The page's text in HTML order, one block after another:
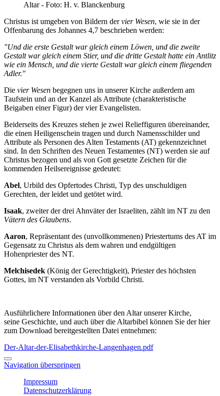
Altar - Foto: H. v. Blanckenburg
Christus ist umgeben von Bildern dervier Wesen, wie sie in der
Offenbarung des Johannes 4,7 beschrieben werden:
"Und die erste Gestalt war gleich einem Löwen, und die zweite
Gestalt war gleich einem Stier, und die dritte Gestalt hatte ein Antlitz
wie ein Mensch, und die vierte Gestalt war gleich einem fliegenden
Adler."
Die vier Wesen begegnen uns in unserer Kirche außerdem am
Taufstein und an der Kanzel als Attribute (charakteristische
Beigaben einer Figur) der vier Evangelisten.
Beiderseits des Kreuzes stehen je zwei Relieffiguren übereinander,
die einen Heiligenschein tragen und durch Namensschilder und
Attribute als Personen des Alten Testaments (AT) gekennzeichnet
sind. In den Schriften des Neuen Testamentes (NT) werden sie auf
Christus bezogen und als von Gott gesetzte Zeichen für die
kommenden Heilsereignisse gedeutet:
Abel, Urbild des Opfertodes Christi, Typ des unschuldigen
Gerechten, der leidet und getötet wird.
Isaak, zweiter der drei Ahnväter der Israeliten, zählt im NT zu den
Vätern des Glaubens.
Aaron, Repräsentant des (unvollkommenen) Priestertums des AT im
Gegensatz zu Christus als dem wahren und endgültigen
Hohenpriester des NT.
Melchisedek (König der Gerechtigkeit), Priester des höchsten
Gottes, im NT verstanden als Vorbild Christi.
Ausführlichere Informationen über den Altar unserer Kirche,
seine Geschichte, und auch über die Altarbibel können Sie der hier
zum Download bereitgestellten Datei entnehmen:
Der-Altar-der-Elisabethkirche-Langenhagen.pdf
Navigation überspringen
Impressum
Datenschutzerklärung